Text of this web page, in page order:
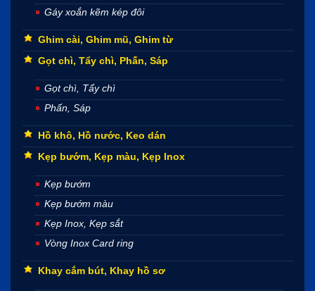
Gáy xoắn kẽm kép đôi
Ghim cài, Ghim mũ, Ghim từ
Gọt chì, Tẩy chì, Phấn, Sáp
Gọt chì, Tẩy chì
Phấn, Sáp
Hồ khô, Hồ nước, Keo dán
Kẹp bướm, Kẹp màu, Kẹp Inox
Kẹp bướm
Kẹp bướm màu
Kẹp Inox, Kẹp sắt
Vòng Inox Card ring
Khay cắm bút, Khay hồ sơ